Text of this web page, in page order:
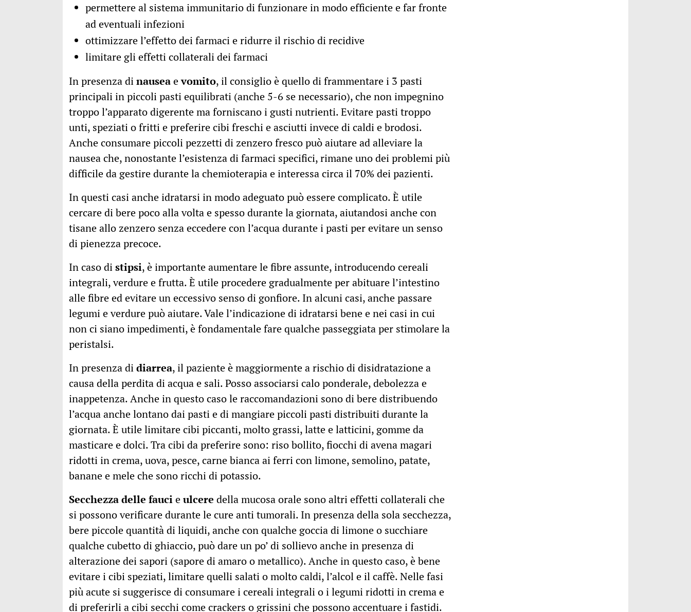
permettere al sistema immunitario di funzionare in modo efficiente e far fronte
ad eventuali infezioni
ottimizzare l’effetto dei farmaci e ridurre il rischio di recidive
limitare gli effetti collaterali dei farmaci
In presenza dinauseaevomito, il consiglio è quello di frammentare i 3 pasti
principali in piccoli pasti equilibrati (anche 5-6 se necessario), che non impegnino
troppo l’apparato digerente ma forniscano i gusti nutrienti. Evitare pasti troppo
unti, speziati o fritti e preferire cibi freschi e asciutti invece di caldi e brodosi.
Anche consumare piccoli pezzetti di zenzero fresco può aiutare ad alleviare la
nausea che, nonostante l’esistenza di farmaci specifici, rimane uno dei problemi più
difficile da gestire durante la chemioterapia e interessa circa il 70% dei pazienti.
In questi casi anche idratarsi in modo adeguato può essere complicato. È utile
cercare di bere poco alla volta e spesso durante la giornata, aiutandosi anche con
tisane allo zenzero senza eccedere con l’acqua durante i pasti per evitare un senso
di pienezza precoce.
In caso distipsi, è importante aumentare le fibre assunte, introducendo cereali
integrali, verdure e frutta. È utile procedere gradualmente per abituare l’intestino
alle fibre ed evitare un eccessivo senso di gonfiore. In alcuni casi, anche passare
legumi e verdure può aiutare. Vale l’indicazione di idratarsi bene e nei casi in cui
non ci siano impedimenti, è fondamentale fare qualche passeggiata per stimolare la
peristalsi.
In presenza didiarrea, il paziente è maggiormente a rischio di disidratazione a
causa della perdita di acqua e sali. Posso associarsi calo ponderale, debolezza e
inappetenza. Anche in questo caso le raccomandazioni sono di bere distribuendo
l’acqua anche lontano dai pasti e di mangiare piccoli pasti distribuiti durante la
giornata. È utile limitare cibi piccanti, molto grassi, latte e latticini, gomme da
masticare e dolci. Tra cibi da preferire sono: riso bollito, fiocchi di avena magari
ridotti in crema, uova, pesce, carne bianca ai ferri con limone, semolino, patate,
banane e mele che sono ricchi di potassio.
Secchezza delle faucieulcere della mucosa orale sono altri effetti collaterali che
si possono verificare durante le cure anti tumorali. In presenza della sola secchezza,
bere piccole quantità di liquidi, anche con qualche goccia di limone o succhiare
qualche cubetto di ghiaccio, può dare un po’ di sollievo anche in presenza di
alterazione dei sapori (sapore di amaro o metallico). Anche in questo caso, è bene
evitare i cibi speziati, limitare quelli salati o molto caldi, l’alcol e il caffè. Nelle fasi
più acute si suggerisce di consumare i cereali integrali o i legumi ridotti in crema e
di preferirli a cibi secchi come crackers o grissini che possono accentuare i fastidi.